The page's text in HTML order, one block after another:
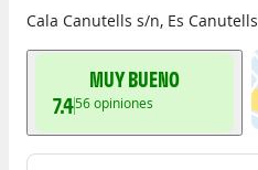
Cala Canutells s/n, Es Canutells
MUY BUENO
7.456opiniones